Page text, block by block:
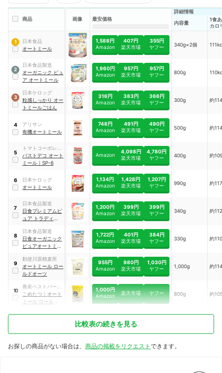
商品 画像 最安価格
詳細情報
内容量
1食
カロ
1
日本食品
オートミール
1,588円
Amazon
407円
楽天市場
355円
ヤフー
340g×2個
2
日本食品製造
オーガニック ピュ
ア オートミール
1,960円
Amazon
957円
楽天市場
957円
ヤフー
800g
3
日本ケロッグ
粒感しっかり オー
トミールごはん
316円
Amazon
383円
楽天市場
366円
ヤフー
300g 約
4
アリサン
有機オートミール
748円
Amazon
491円
楽天市場
490円
ヤフー
500g 約
5
トマトコーポレー
ション
パストデコ オート
ミール ｜ SP-6
Amazon
4,098円
楽天市場
4,780円
ヤフー
400g 約
6
日本ケロッグ
オートミール
1,134円
Amazon
1,428円
楽天市場
1,207円
ヤフー
990g 約
7
日本食品製造
日食プレミアムピ
ュア トラディショ
1,200円
Amazon
399円
楽天市場
399円
ヤフー
340g 約
8
日本食品製造
日食オーガニック
ピュアオートミー
1,722円
Amazon
401円
楽天市場
384円
ヤフー
330g 約
9
勅使川原精麦所
オートミール ロー
ルドオーツ
955円
Amazon
980円
楽天市場
1,030円
ヤフー
1,000g 約
10
農産ベストパート
ナー
こめたつ ｜ オート
ミール ロールドオ
1,000円
Amazon
楽天市場 ヤフー 800g 約
比較表の続きを見る
お探しの商品がない場合は、 商品の掲載をリクエスト できます。